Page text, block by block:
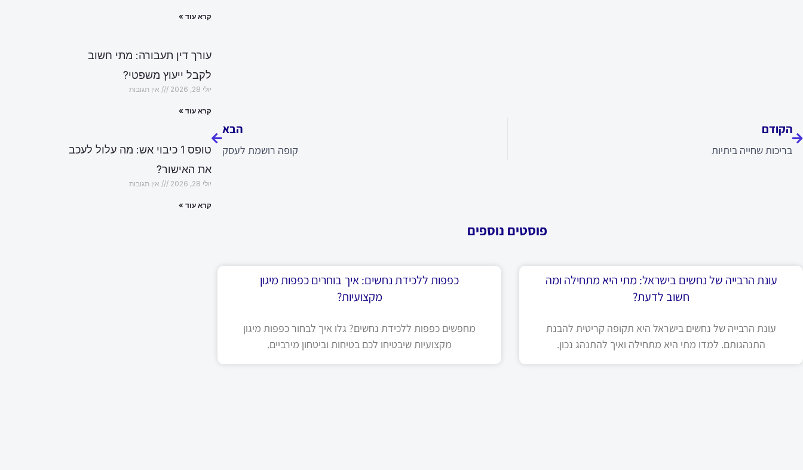
הקודם
בריכות שחייה ביתיות
הבא
קופה רושמת לעסק
פוסטים נוספים
עונת הרבייה של נחשים בישראל: מתי היא מתחילה ומה
חשוב לדעת?
עונת הרבייה של נחשים בישראל היא תקופה קריטית להבנת
התנהגותם. למדו מתי היא מתחילה ואיך להתנהג נכון.
כפפות ללכידת נחשים: איך בוחרים כפפות מיגון
מקצועיות?
מחפשים כפפות ללכידת נחשים? גלו איך לבחור כפפות מיגון
מקצועיות שיבטיחו לכם בטיחות וביטחון מירביים.
קרא עוד »
עורך דין תעבורה: מתי חשוב
לקבל ייעוץ משפטי?
יולי 28, 2026 אין תגובות
קרא עוד »
טופס 1 כיבוי אש: מה עלול לעכב
את האישור?
יולי 28, 2026 אין תגובות
קרא עוד »